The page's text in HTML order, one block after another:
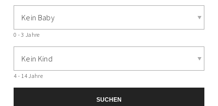
Kein Baby
0 - 3 Jahre
Kein Kind
4 - 14 Jahre
SUCHEN